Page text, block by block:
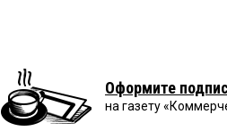
Оформите
на газету